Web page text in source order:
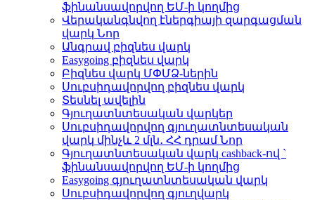
ֆինանսավորվող ԵՄ-ի կողմից
Վերականգնվող էներգիայի զարգացման
վարկ Նոր
Անգրավ բիզնես վարկ
Easygoing բիզնես վարկ
Բիզնես վարկ ՄՓՄՁ-ներին
Սուբսիդավորվող բիզնես վարկ
Տեսնել ավելին
Գյուղատնտեսական վարկեր
Սուբսիդավորվող գյուղատնտեսական
վարկ մինչև 2 մլն․ ՀՀ դրամՆոր
Գյուղատնտեսական վարկ cashback-ով `
ֆինանսավորվող ԵՄ-ի կողմից
Easygoing գյուղատնտեսական վարկ
Սուբսիդավորվող գյուղվարկ